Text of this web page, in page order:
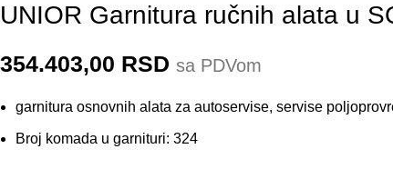
UNIOR Garnitura ručnih alata u
354.403,00 RSD sa PDVom
garnitura osnovnih alata za autoservise, servise
Broj komada u garnituri: 324